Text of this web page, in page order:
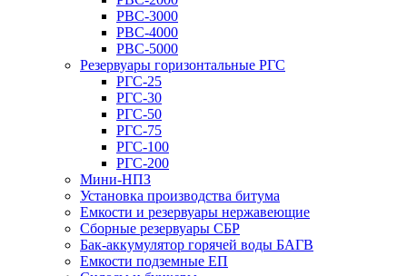
РВС-3000
РВС-4000
РВС-5000
Резервуары горизонтальные РГС
РГС-25
РГС-30
РГС-50
РГС-75
РГС-100
РГС-200
Мини-НПЗ
Установка производства битума
Емкости и резервуары нержавеющие
Сборные резервуары СБР
Бак-аккумулятор горячей воды БАГВ
Емкости подземные ЕП